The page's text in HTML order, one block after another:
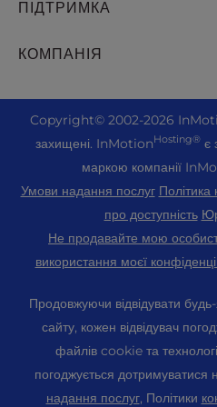
Голі металеві сервери
Рішення для корпоративного
Хостинг для реселерів
VPS реселерів
Ціноутворення
Професійна електронна пошта
WordPress Конструктор веб-
Панель управління WebPro
cPanel Хостинг
Joomla Хостинг
Laravel Хостинг
Хостинг Linux
Magento Хостинг
Хостинг серверів Minecraft
Хостинг PHP
PrestaShop Хостинг
Хостинг Ubuntu
WooCommerce
ПІДТРИМКА
Живий чат
+44 2045 763722
Premier Support
Підтримка громади
InMotion Solutions
Керований хостинг
Міграція веб-сайтів
КОМПАНІЯ
Про нас
Розташування центрів
Центр обробки даних в Лос-
Центр обробки даних Ешберн
Преса
Блог
Партнерська програма
Програма партнерства агентств
Copyright© 2002-2026
захищені. InMotionHosting® є
маркою компанії
Умови надання послуг Політика
про доступність
Не продавайте мою
використання моєї
Продовжуючи відвідувати
сайту, кожен відвідувач
файлів cookie та
погоджується дотримуватися
надання послуг, Політики